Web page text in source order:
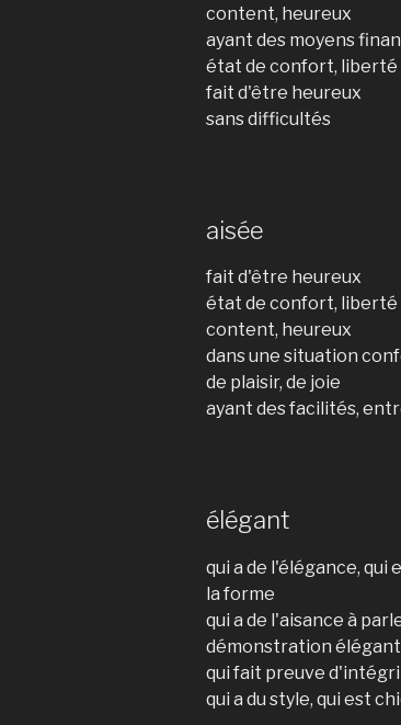
content, heureux
ayant des moyens
état de confort,
fait d'être heureux
sans difficultés
aisée
fait d'être heureux
état de confort,
content, heureux
dans une situation
de plaisir, de joie
ayant des facilités,
élégant
qui a de l'élégance, qui
la forme
qui a de l'aisance à
démonstration
qui fait preuve
qui a du style, qui est